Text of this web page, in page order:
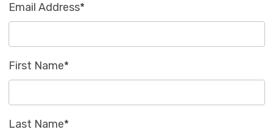
Email Address*
First Name*
Last Name*